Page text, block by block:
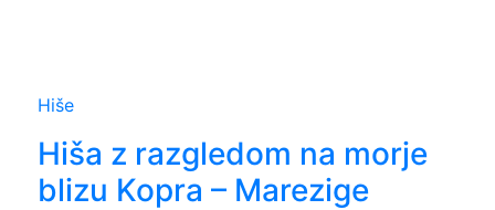
Hiše
Hiša z razgledom na morje
blizu Kopra – Marezige